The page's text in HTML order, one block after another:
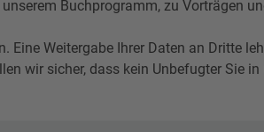
Buchprogramm, zu Vorträgen
Eine Weitergabe Ihrer Daten an Dritte
wir sicher, dass kein Unbefugter Sie